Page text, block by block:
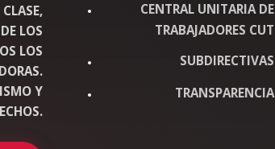
LOS
LOS
Y
CENTRAL UNITARIA DE
TRABAJADORES CUT
SUBDIRECTIVAS
TRANSPARENCIA